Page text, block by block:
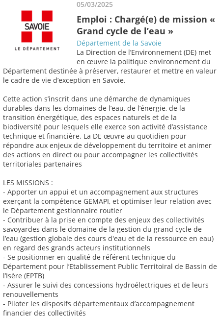
05/03/2025
Emploi : Chargé(e) de mission «
Grand cycle de l’eau »
Département de la Savoie
La Direction de l’Environnement (DE) met
en œuvre la politique environnement du
Département destinée à préserver, restaurer et mettre en valeur
le cadre de vie d’exception en Savoie.
Cette action s’inscrit dans une démarche de dynamiques
durables dans les domaines de l’eau, de l’énergie, de la
transition énergétique, des espaces naturels et de la
biodiversité pour lesquels elle exerce son activité d’assistance
technique et financière. La DE œuvre au quotidien pour
répondre aux enjeux de développement du territoire et animer
des actions en direct ou pour accompagner les collectivités
territoriales partenaires
LES MISSIONS :
- Apporter un appui et un accompagnement aux structures
exerçant la compétence GEMAPI, et optimiser leur relation avec
le Département gestionnaire routier
- Contribuer à la prise en compte des enjeux des collectivités
savoyardes dans le domaine de la gestion du grand cycle de
l’eau (gestion globale des cours d'eau et de la ressource en eau)
en regard des grands acteurs institutionnels
- Se positionner en qualité de référent technique du
Département pour l’Etablissement Public Territoiral de Bassin de
l’Isère (EPTB)
- Assurer le suivi des concessions hydroélectriques et de leurs
renouvellements
- Piloter les disposifs départementaux d’accompagnement
financier des collectivités